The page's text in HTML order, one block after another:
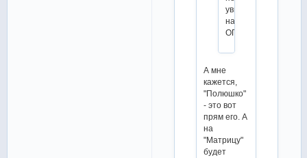
увидим
на
ОП
А мне
кажется,
"Полюшко"
- это вот
прям его. А
на
"Матрицу"
будет